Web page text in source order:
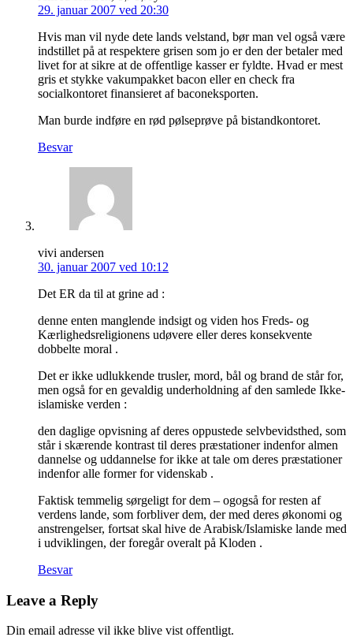
29. januar 2007 ved 20:30
Hvis man vil nyde dete lands velstand, bør man vel også være
indstillet på at respektere grisen som jo er den der betaler med
livet for at sikre at de offentlige kasser er fyldte. Hvad er mest
gris et stykke vakumpakket bacon eller en check fra
socialkontoret finansieret af baconeksporten.
Man burde indføre en rød pølseprøve på bistandkontoret.
Besvar
vivi andersen
30. januar 2007 ved 10:12
Det ER da til at grine ad :
denne enten manglende indsigt og viden hos Freds- og
Kærlighedsreligionens udøvere eller deres konsekvente
dobbelte moral .
Det er ikke udlukkende trusler, mord, bål og brand de står for,
men også for en gevaldig underholdning af den samlede Ikke-
islamiske verden :
den daglige opvisning af deres oppustede selvbevidsthed, som
står i skærende kontrast til deres præstationer indenfor almen
dannelse og uddannelse for ikke at tale om deres præstationer
indenfor alle former for videnskab .
Faktisk temmelig sørgeligt for dem – ogogså for resten af
verdens lande, som forbliver dem, der med deres økonomi og
anstrengelser, fortsat skal hive de Arabisk/Islamiske lande med
i udviklingen, der foregår overalt på Kloden .
Besvar
Leave a Reply
Din email adresse vil ikke blive vist offentligt.